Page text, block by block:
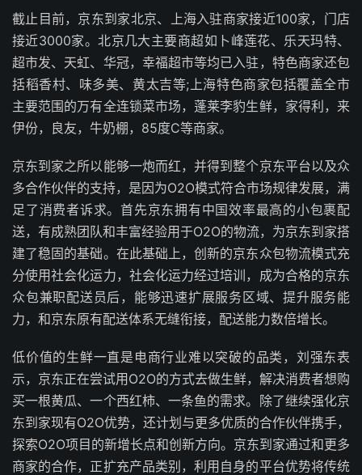
截止目前，京东到家北京、上海入驻商家接近100家，门店
接近3000家。北京几大主要商超如卜峰莲花、乐天玛特、
超市发、天虹、华冠，幸福超市等均已入驻，特色商家还包
括稻香村、味多美、黄太吉等;上海特色商家包括覆盖全市
主要范围的万有全连锁菜市场，蓬莱李豹生鲜，家得利，来
伊份，良友，牛奶棚，85度C等商家。
京东到家之所以能够一炮而红，并得到整个京东平台以及众
多合作伙伴的支持，是因为O2O模式符合市场规律发展，满
足了消费者诉求。首先京东拥有中国效率最高的小包裹配
送，有成熟团队和丰富经验用于O2O的物流，为京东到家搭
建了稳固的基础。在此基础上，创新的京东众包物流模式充
分使用社会化运力，社会化运力经过培训，成为合格的京东
众包兼职配送员后，能够迅速扩展服务区域、提升服务能
力，和京东原有配送体系无缝衔接，配送能力数倍增长。
低价值的生鲜一直是电商行业难以突破的品类，刘强东表
示，京东正在尝试用O2O的方式去做生鲜，解决消费者想购
买一根黄瓜、一个西红柿、一条鱼的需求。除了继续强化京
东到家现有O2O优势，还计划与更多优质的合作伙伴携手，
探索O2O项目的新增长点和创新方向。京东到家通过和更多
商家的合作，正扩充产品类别，利用自身的平台优势将传统